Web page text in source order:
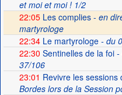
et moi et moi ! 1/2
22:05Les complies - en
martyrologe
22:34Le martyrologe- du
22:30 Sentinelles de la foi-
37/106
23:01 Revivre les sessions
Bordes lors de la Session